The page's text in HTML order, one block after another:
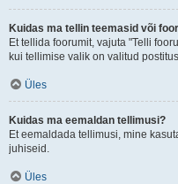
Kuidas ma tellin teemasid või
Et tellida foorumit, vajuta "Telli
kui tellimise valik on valitud
Üles
Kuidas ma eemaldan tellimusi?
Et eemaldada tellimusi, mine
juhiseid.
Üles